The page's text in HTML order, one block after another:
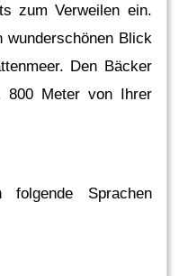
zum Verweilen ein.
wunderschönen Blick
Den Bäcker
800 Meter von Ihrer
Sprachen